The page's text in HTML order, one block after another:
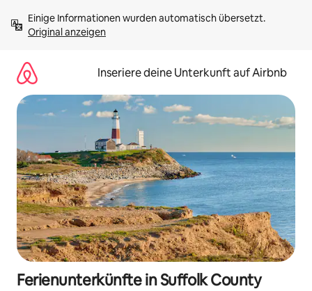
Inhalten
springenOriginal anzeigen
Inseriere deine Unterkunft auf Airbnb
Ferienunterkünfte in Suffolk County